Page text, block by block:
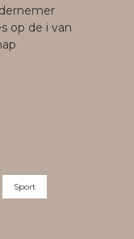
op de i van
Sport